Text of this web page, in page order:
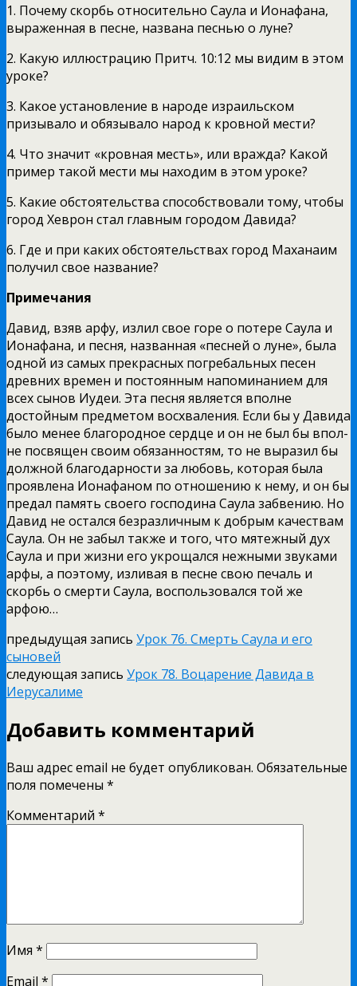
1. Почему скорбь относительно Саула и Ионафана,
выра­женная в песне, названа песнью о луне?
2. Какую иллюстрацию Притч. 10:12 мы видим в этом
уроке?
3. Какое установление в народе израильском
призывало и обязывало народ к кровной мести?
4. Что значит «кровная месть», или вражда? Какой
пример такой мести мы находим в этом уроке?
5. Какие обстоятельства способствовали тому, чтобы
город Хеврон стал главным городом Давида?
6. Где и при каких обстоятельствах город Маханаим
получил свое название?
Примечания
Давид, взяв арфу, излил свое горе о потере Саула и
Ионафа­на, и песня, названная «песней о луне», была
одной из самых прекрасных погребальных песен
древних времен и постоян­ным напоминанием для
всех сынов Иудеи. Эта песня явля­ется вполне
достойным предметом восхваления. Если бы у Давида
было менее благородное сердце и он не был бы впол­
не посвящен своим обязанностям, то не выразил бы
долж­ной благодарности за любовь, которая была
проявлена Иона­фаном по отношению к нему, и он бы
предал память своего господина Саула забвению. Но
Давид не остался безразлич­ным к добрым качествам
Саула. Он не забыл также и того, что мятежный дух
Саула и при жизни его укрощался нежны­ми звуками
арфы, а поэтому, изливая в песне свою печаль и
скорбь о смерти Саула, воспользовался той же
арфою…
предыдущая запись Урок 76. Смерть Саула и его
сыновей
следующая запись Урок 78. Воцарение Давида в
Иерусалиме
Добавить комментарий
Ваш адрес email не будет опубликован. Обязательные
поля помечены *
Комментарий *
Имя *
Email *